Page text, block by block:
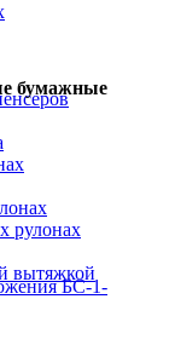
рулонах
вытяжкой
бумажные